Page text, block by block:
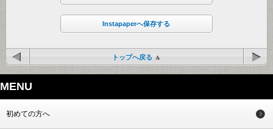
Instapaperへ保存する
トップへ戻る
MENU
初めての方へ